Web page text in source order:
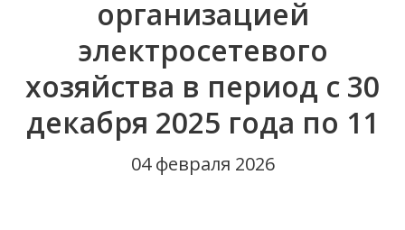
организацией
электросетевого
хозяйства в период с 30
декабря 2025 года по 11
04 февраля 2026